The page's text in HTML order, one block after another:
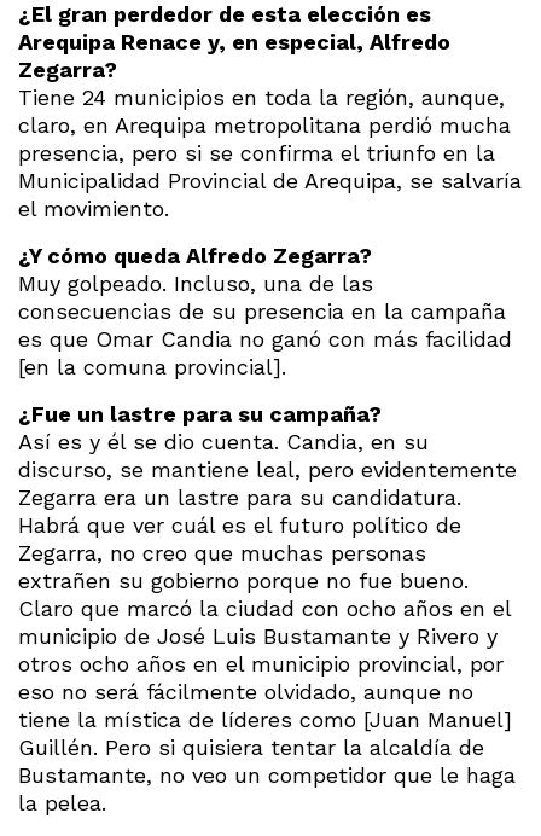
¿El gran perdedor de esta elección es
Arequipa Renace y, en especial, Alfredo
Zegarra?
Tiene 24 municipios en toda la región, aunque,
claro, en Arequipa metropolitana perdió mucha
presencia, pero si se confirma el triunfo en la
Municipalidad Provincial de Arequipa, se salvaría
el movimiento.
¿Y cómo queda Alfredo Zegarra?
Muy golpeado. Incluso, una de las
consecuencias de su presencia en la campaña
es que Omar Candia no ganó con más facilidad
[en la comuna provincial].
¿Fue un lastre para su campaña?
Así es y él se dio cuenta. Candia, en su
discurso, se mantiene leal, pero evidentemente
Zegarra era un lastre para su candidatura.
Habrá que ver cuál es el futuro político de
Zegarra, no creo que muchas personas
extrañen su gobierno porque no fue bueno.
Claro que marcó la ciudad con ocho años en el
municipio de José Luis Bustamante y Rivero y
otros ocho años en el municipio provincial, por
eso no será fácilmente olvidado, aunque no
tiene la mística de líderes como [Juan Manuel]
Guillén. Pero si quisiera tentar la alcaldía de
Bustamante, no veo un competidor que le haga
la pelea.